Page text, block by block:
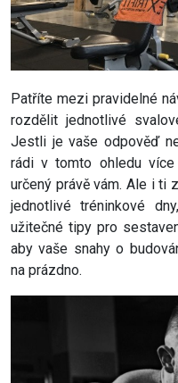
Patříte mezi pravidelné
rozdělit jednotlivé
Jestli je vaše odpověď
rádi v tomto ohledu
určený právě vám. Ale i ti
jednotlivé tréninkové
užitečné tipy pro
aby vaše snahy o
na prázdno.